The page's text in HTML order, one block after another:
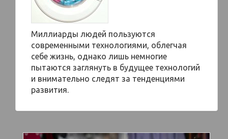
Миллиарды людей пользуются
современными технологиями, облегчая
себе жизнь, однако лишь немногие
пытаются заглянуть в будущее технологий
и внимательно следят за тенденциями
развития.